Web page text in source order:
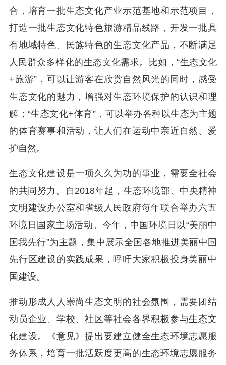
合，培育一批生态文化产业示范基地和示范项目，
打造一批生态文化特色旅游精品线路，开发一批具
有地域特色、民族特色的生态文化产品，不断满足
人民群众多样化的生态文化需求。比如，“生态文化
+旅游”，可以让游客在欣赏自然风光的同时，感受
生态文化的魅力，增强对生态环境保护的认识和理
解；“生态文化+体育”，可以举办各种以生态为主题
的体育赛事和活动，让人们在运动中亲近自然、爱
护自然。
生态文化建设是一项久久为功的事业，需要全社会
的共同努力。自2018年起，生态环境部、中央精神
文明建设办公室和省级人民政府每年联合举办六五
环境日国家主场活动。今年，中国环境日以“美丽中
国我先行”为主题，集中展示全国各地推进美丽中国
先行区建设的实践成果，呼吁大家积极投身美丽中
国建设。
推动形成人人崇尚生态文明的社会氛围，需要团结
动员企业、学校、社区等社会各界积极参与生态文
化建设。《意见》提出要建立健全生态环境志愿服
务体系，培育一批活跃度更高的生态环境志愿服务